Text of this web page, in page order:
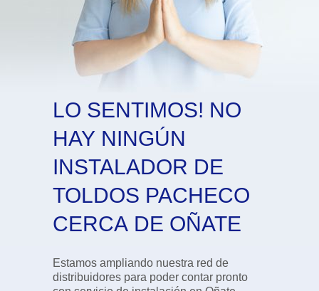
LO SENTIMOS! NO
HAY NINGÚN
INSTALADOR DE
TOLDOS PACHECO
CERCA DE OÑATE
Estamos ampliando nuestra red de
distribuidores para poder contar pronto